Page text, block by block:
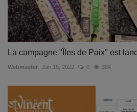
La campagne "Îles de Paix" est
Webmaster Jan 15, 2022 0 384